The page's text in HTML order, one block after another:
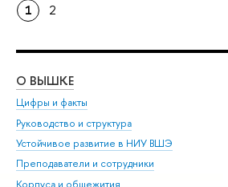
1 2
О ВЫШКЕ
Цифры и факты
Руководство и структура
Устойчивое развитие в НИУ ВШЭ
Преподаватели и сотрудники
Корпуса и общежития